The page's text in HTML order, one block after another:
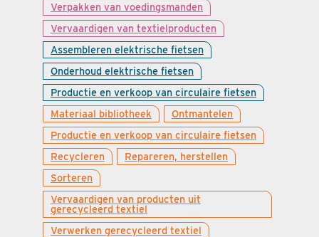
Verpakken van voedingsmanden
Vervaardigen van textielproducten
Assembleren elektrische fietsen
Onderhoud elektrische fietsen
Productie en verkoop van circulaire fietsen
Materiaal bibliotheek
Ontmantelen
Productie en verkoop van circulaire fietsen
Recycleren
Repareren, herstellen
Sorteren
Vervaardigen van producten uit
gerecycleerd textiel
Verwerken gerecycleerd textiel